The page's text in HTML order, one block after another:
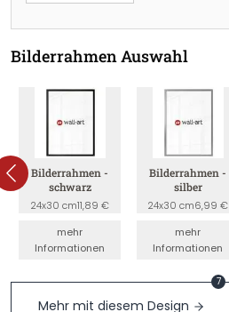
Bilderrahmen Auswahl
Bilderrahmen -
schwarz
24x30 cm11,89 €
mehr
Informationen
Bilderrahmen -
silber
24x30 cm6,99 €
mehr
Informationen
Mehr mit diesem Design
7